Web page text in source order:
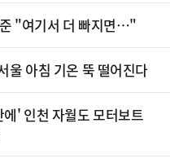
"여기서 더 빠지면…"
아침 기온 뚝 떨어진다
' 인천 자월도 모터보트